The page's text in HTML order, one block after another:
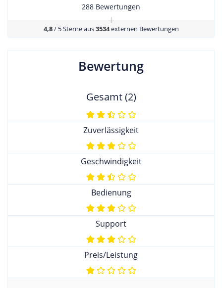
288 Bewertungen
+
4,8/ 5 Sterne aus3534externen Bewertungen
Bewertung
Gesamt (2)
Zuverlässigkeit
Geschwindigkeit
Bedienung
Support
Preis/Leistung